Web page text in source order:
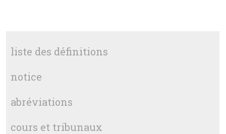
liste des définitions
notice
abréviations
cours et tribunaux